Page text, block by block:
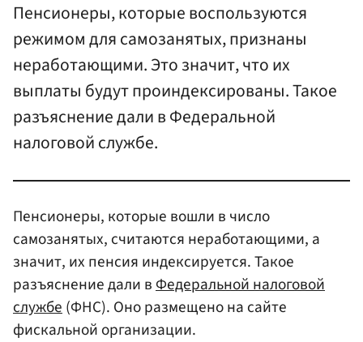
Пенсионеры, которые воспользуются
режимом для самозанятых, признаны
неработающими. Это значит, что их
выплаты будут проиндексированы. Такое
разъяснение дали в Федеральной
налоговой службе.
Пенсионеры, которые вошли в число
самозанятых, считаются неработающими, а
значит, их пенсия индексируется. Такое
разъяснение дали вФедеральной налоговой
службе(ФНС). Оно размещено на сайте
фискальной организации.